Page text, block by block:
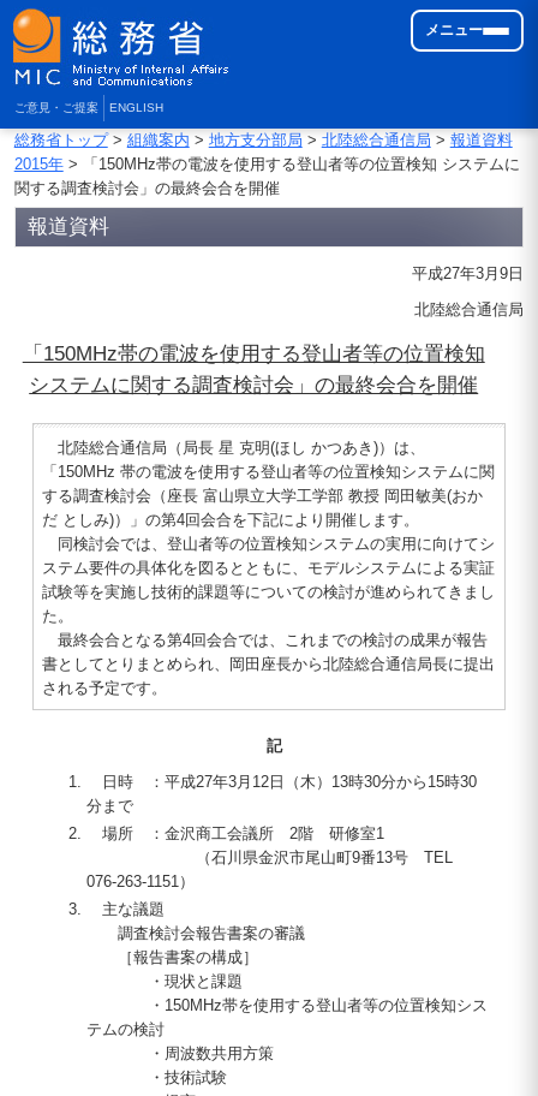
ご意見・ご提案 ENGLISH
メニュー
総務省トップ> 組織案内 > 地方支分部局 > 北陸総合通信局 > 報道資料
2015年> 「150MHz帯の電波を使用する登山者等の位置検知 システムに
関する調査検討会」の最終会合を開催
報道資料
平成27年3月9日
北陸総合通信局
「150MHz帯の電波を使用する登山者等の位置検知
システムに関する調査検討会」の最終会合を開催
北陸総合通信局（局長 星 克明(ほし かつあき)）は、
「150MHz 帯の電波を使用する登山者等の位置検知システムに関
する調査検討会（座長 富山県立大学工学部 教授 岡田敏美(おか
だ としみ)）」の第4回会合を下記により開催します。
同検討会では、登山者等の位置検知システムの実用に向けてシ
ステム要件の具体化を図るとともに、モデルシステムによる実証
試験等を実施し技術的課題等についての検討が進められてきまし
た。
最終会合となる第4回会合では、これまでの検討の成果が報告
書としてとりまとめられ、岡田座長から北陸総合通信局長に提出
される予定です。
記
日時 ：平成27年3月12日（木）13時30分から15時30
分まで
場所 ：金沢商工会議所 2階 研修室1
（石川県金沢市尾山町9番13号 TEL
076-263-1151）
主な議題
調査検討会報告書案の審議
［報告書案の構成］
・現状と課題
・150MHz帯を使用する登山者等の位置検知シス
テムの検討
・周波数共用方策
・技術試験